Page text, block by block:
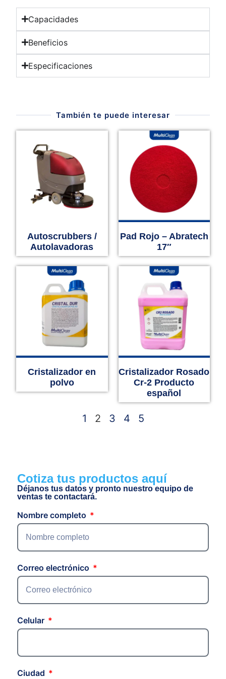
Capacidades
Beneficios
Especificaciones
También te puede interesar
Autoscrubbers /
Autolavadoras
Pad Rojo – Abratech
17″
Cristalizador en
polvo
Cristalizador Rosado
Cr-2 Producto
español
1 2 3 4 5
Cotiza tus productos aquí
Déjanos tus datos y pronto nuestro equipo de
ventas te contactará.
Nombre completo
Correo electrónico
Celular
Ciudad